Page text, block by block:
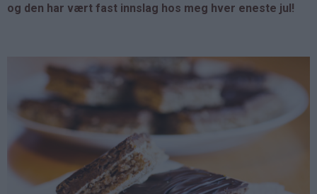
og den har vært fast innslag hos meg hver eneste jul!